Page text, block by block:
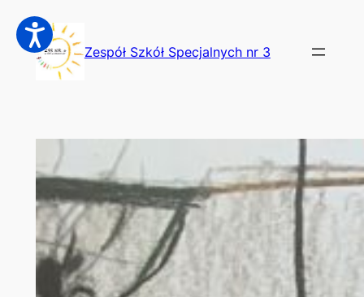
Przejdź
do
treści
Zespół Szkół Specjalnych nr 3